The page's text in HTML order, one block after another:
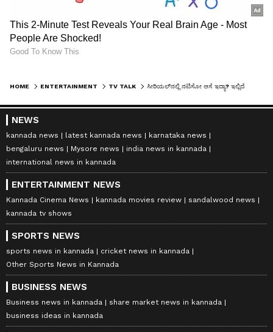
HOME ENTERTAINMENT TV TALK
NEWS
kannada news latest kannada news
karnataka news
bengaluru news
Mysore news
india news in kannada
international news in kannada
ENTERTAINMENT NEWS
Kannada Cinema News kannada movies review
sandalwood news
kannada tv shows
SPORTS NEWS
sports news in kannada
cricket news in kannada
Other Sports News in Kannada
BUSINESS NEWS
Business news in kannada
share market news in kannada
business ideas in kannada